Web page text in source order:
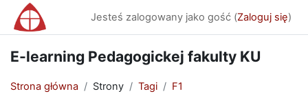
Przejdź do głównej zawartości
Jesteś zalogowany jako gość (Zaloguj się)
E-learning Pedagogickej fakulty KU
Strona główna Strony Tagi F1